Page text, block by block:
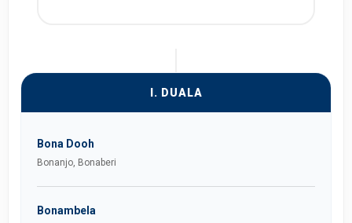
I. DUALA
Bona Dooh
Bonanjo, Bonaberi
Bonambela